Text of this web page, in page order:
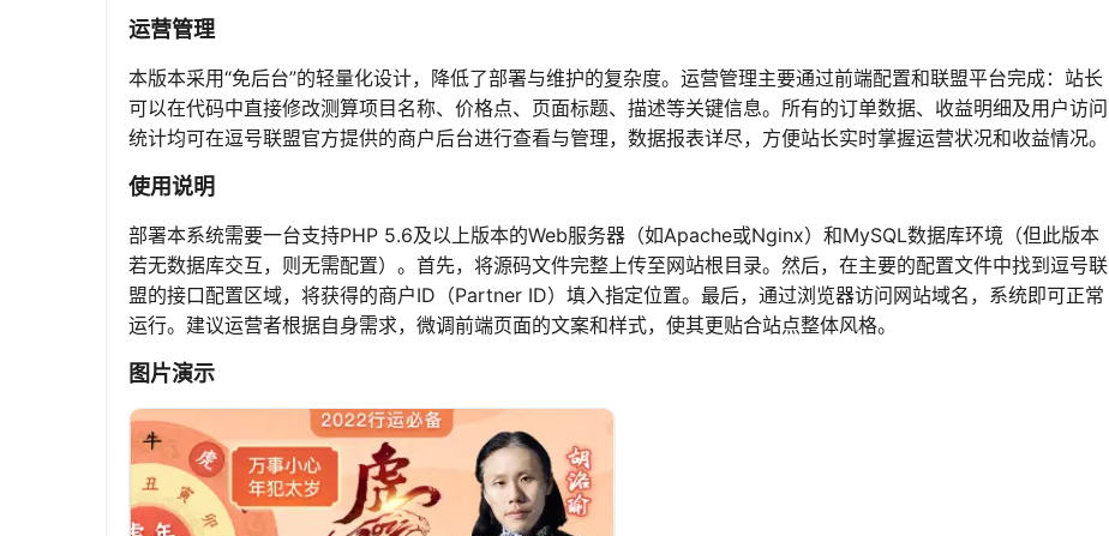
运营管理
本版本采用“免后台”的轻量化设计，降低了部署与维护的复杂度。运营管理主要通过前端配置和联盟平台完成：站长
可以在代码中直接修改测算项目名称、价格点、页面标题、描述等关键信息。所有的订单数据、收益明细及用户访问
统计均可在逗号联盟官方提供的商户后台进行查看与管理，数据报表详尽，方便站长实时掌握运营状况和收益情况。
使用说明
部署本系统需要一台支持PHP 5.6及以上版本的Web服务器（如Apache或Nginx）和MySQL数据库环境（但此版本
若无数据库交互，则无需配置）。首先，将源码文件完整上传至网站根目录。然后，在主要的配置文件中找到逗号联
盟的接口配置区域，将获得的商户ID（Partner ID）填入指定位置。最后，通过浏览器访问网站域名，系统即可正常
运行。建议运营者根据自身需求，微调前端页面的文案和样式，使其更贴合站点整体风格。
图片演示